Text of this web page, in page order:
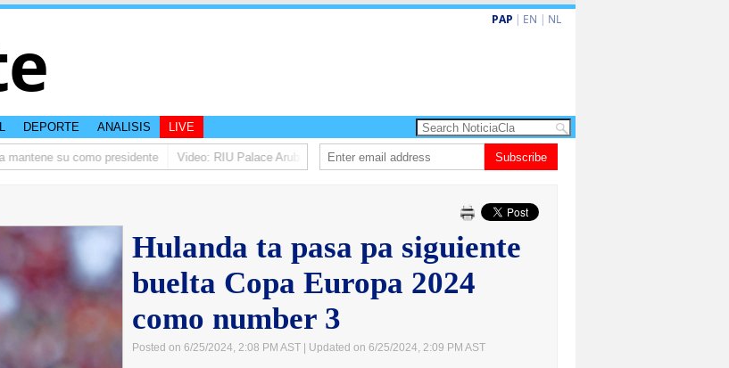
PAP | EN | NL
DEPORTE ANALISIS LIVE
su como presidente Video: RIU Palace Aruba ta eleva turismo premium cu renobacion di US$106 miyon
Subscribe
Hulanda ta pasa pa siguiente
buelta Copa Europa 2024
como number 3
Posted on 6/25/2024, 2:08 PM AST | Updated on 6/25/2024, 2:09 PM AST